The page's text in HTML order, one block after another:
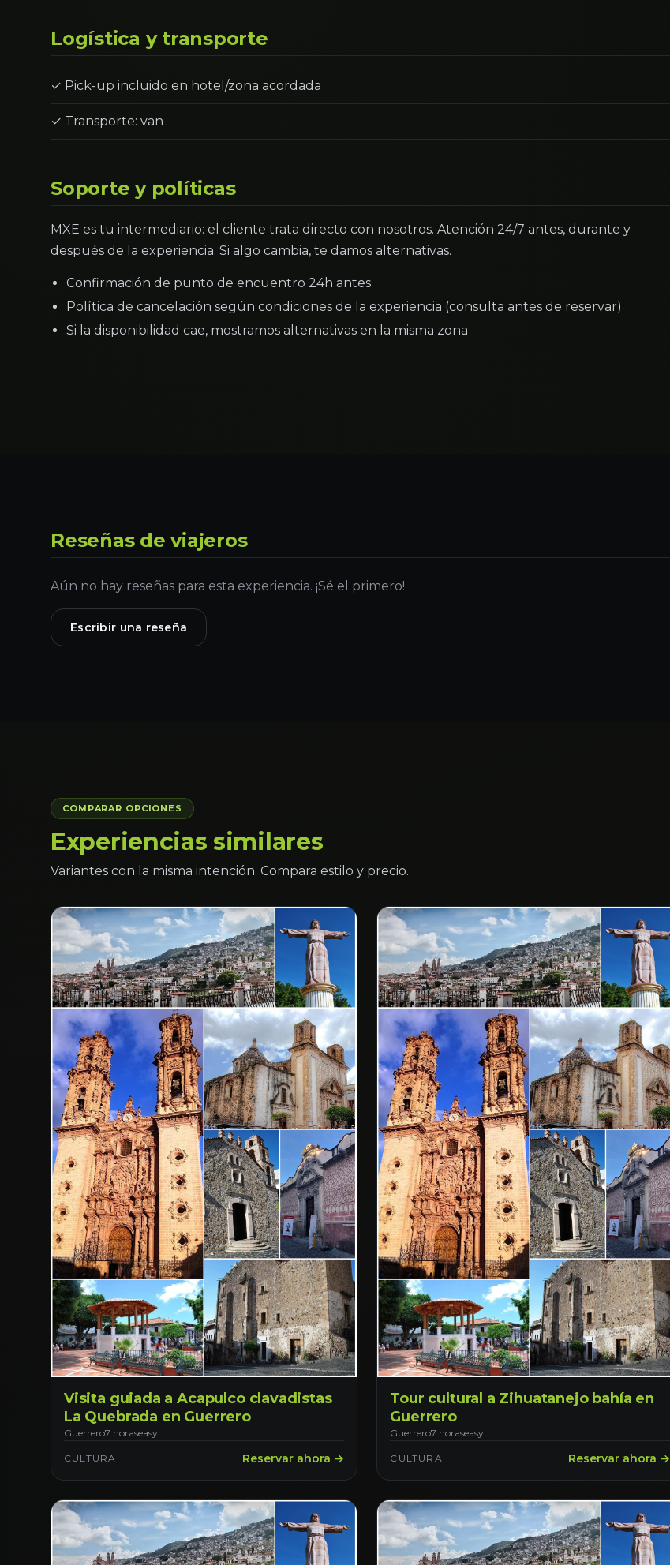
Logística y transporte
✓ Pick-up incluido en hotel/zona acordada
✓ Transporte: van
Soporte y políticas
MXE es tu intermediario: el cliente trata directo con nosotros. Atención 24/7 antes, durante y
después de la experiencia. Si algo cambia, te damos alternativas.
Confirmación de punto de encuentro 24h antes
Política de cancelación según condiciones de la experiencia (consulta antes de reservar)
Si la disponibilidad cae, mostramos alternativas en la misma zona
Reseñas de viajeros
Aún no hay reseñas para esta experiencia. ¡Sé el primero!
Escribir una reseña
COMPARAR OPCIONES
Experiencias similares
Variantes con la misma intención. Compara estilo y precio.
Visita guiada a Acapulco clavadistas
La Quebrada en Guerrero
Guerrero7 horaseasy
CULTURA Reservar ahora →
Tour cultural a Zihuatanejo bahía en
Guerrero
Guerrero7 horaseasy
CULTURA Reservar ahora →